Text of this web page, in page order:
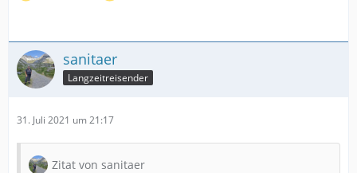
sanitaer
Langzeitreisender
31. Juli 2021 um 21:17
Zitat von sanitaer